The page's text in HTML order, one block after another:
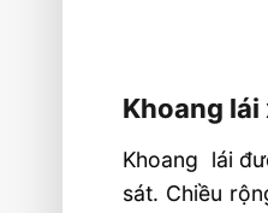
Khoang
Khoang lái
sát. Chiều